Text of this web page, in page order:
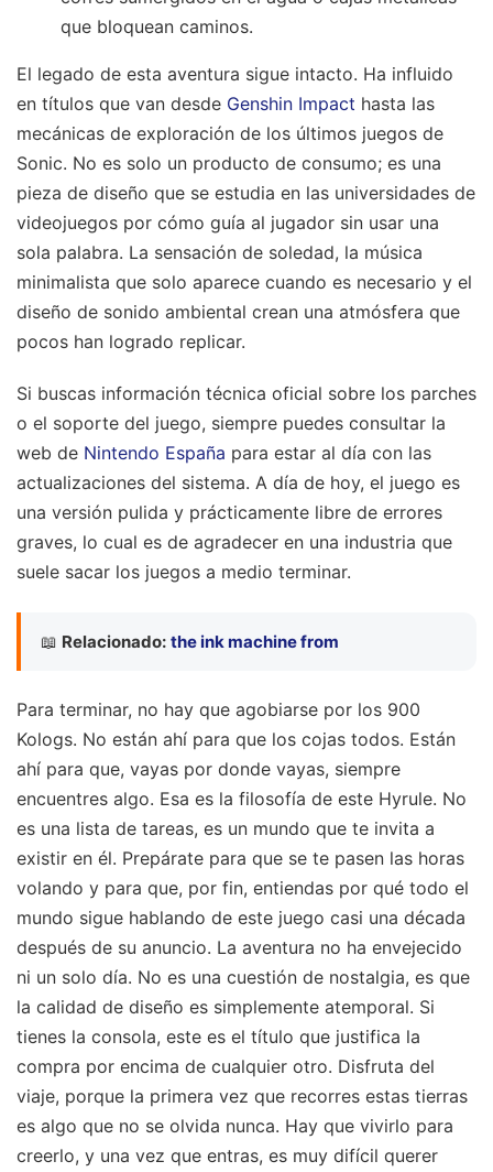
que bloquean caminos.
El legado de esta aventura sigue intacto. Ha influido
en títulos que van desde Genshin Impact hasta las
mecánicas de exploración de los últimos juegos de
Sonic. No es solo un producto de consumo; es una
pieza de diseño que se estudia en las universidades de
videojuegos por cómo guía al jugador sin usar una
sola palabra. La sensación de soledad, la música
minimalista que solo aparece cuando es necesario y el
diseño de sonido ambiental crean una atmósfera que
pocos han logrado replicar.
Si buscas información técnica oficial sobre los parches
o el soporte del juego, siempre puedes consultar la
web de Nintendo España para estar al día con las
actualizaciones del sistema. A día de hoy, el juego es
una versión pulida y prácticamente libre de errores
graves, lo cual es de agradecer en una industria que
suele sacar los juegos a medio terminar.
📖 Relacionado: the ink machine from
Para terminar, no hay que agobiarse por los 900
Kologs. No están ahí para que los cojas todos. Están
ahí para que, vayas por donde vayas, siempre
encuentres algo. Esa es la filosofía de este Hyrule. No
es una lista de tareas, es un mundo que te invita a
existir en él. Prepárate para que se te pasen las horas
volando y para que, por fin, entiendas por qué todo el
mundo sigue hablando de este juego casi una década
después de su anuncio. La aventura no ha envejecido
ni un solo día. No es una cuestión de nostalgia, es que
la calidad de diseño es simplemente atemporal. Si
tienes la consola, este es el título que justifica la
compra por encima de cualquier otro. Disfruta del
viaje, porque la primera vez que recorres estas tierras
es algo que no se olvida nunca. Hay que vivirlo para
creerlo, y una vez que entras, es muy difícil querer